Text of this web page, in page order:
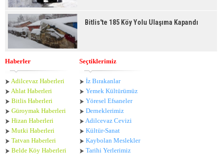
Bitlis'te 185 Köy Yolu Ulaşıma Kapandı
Haberler
Adilcevaz Haberleri
Ahlat Haberleri
Bitlis Haberleri
Güroymak Haberleri
Hizan Haberleri
Mutki Haberleri
Tatvan Haberleri
Belde Köy Haberleri
Seçtiklerimiz
İz Bırakanlar
Yemek Kültürümüz
Yöresel Efsaneler
Derneklerimiz
Adilcevaz Cevizi
Kültür-Sanat
Kaybolan Meslekler
Tarihi Yerlerimiz